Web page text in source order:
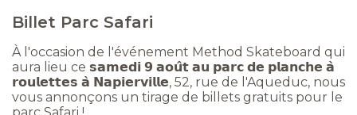
Billet Parc Safari
À l'occasion de l'événement Method Skateboard qui
aura lieu ce 𝘀𝗮𝗺𝗲𝗱𝗶 𝟵 𝗮𝗼𝘂̂𝘁 𝗮𝘂 𝗽𝗮𝗿𝗰 𝗱𝗲 𝗽𝗹𝗮𝗻𝗰𝗵𝗲 𝗮̀
𝗿𝗼𝘂𝗹𝗲𝘁𝘁𝗲𝘀 𝗮̀ 𝗡𝗮𝗽𝗶𝗲𝗿𝘃𝗶𝗹𝗹𝗲, 52, rue de l'Aqueduc, nous
vous annonçons un tirage de billets gratuits pour le